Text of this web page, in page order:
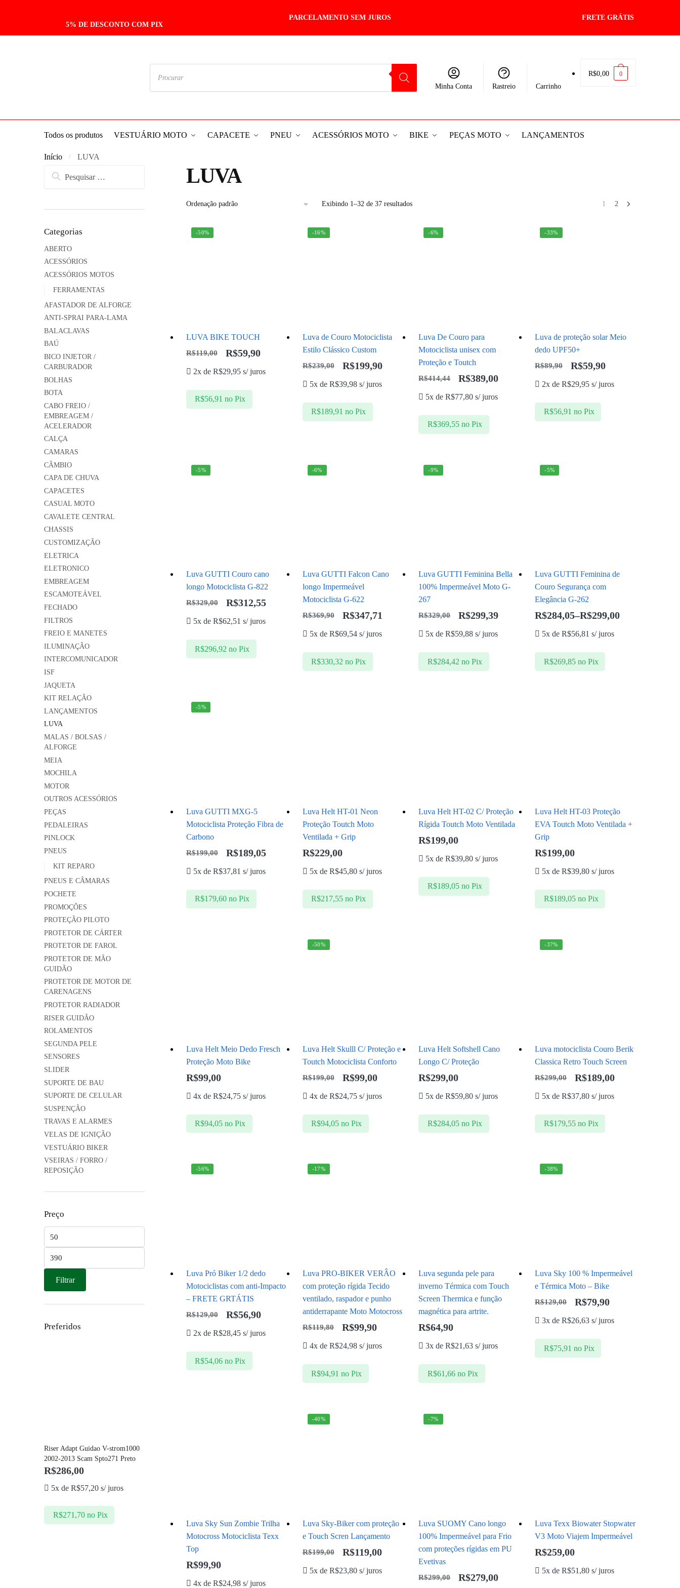
5% DE DESCONTO COM PIX
PARCELAMENTO SEM JUROS FRETE GRÁTIS
Minha Conta Rastreio Carrinho
R$0,00 0
Todos os produtos VESTUÁRIO MOTO CAPACETE PNEU ACESSÓRIOS MOTO BIKE PEÇAS MOTO LANÇAMENTOS
Início / LUVA
LUVA
Exibindo 1–32 de 37 resultados 1 2
-50%
LUVA BIKE TOUCH
R$119,00 R$59,90
2x de R$29,95s/ juros
R$56,91 no Pix
-16%
Luva de Couro Motociclista
Estilo Clássico Custom
R$239,00 R$199,90
5x de R$39,98s/ juros
R$189,91 no Pix
-6%
Luva De Couro para
Motociclista unisex com
Proteção e Toutch
R$414,44 R$389,00
5x deR$77,80 s/ juros
R$369,55 no Pix
-33%
Luva de proteção solar Meio
dedo UPF50+
R$89,90 R$59,90
2x deR$29,95 s/ juros
R$56,91 no Pix
-5%
Luva GUTTI Couro cano
longo Motociclista G-822
R$329,00 R$312,55
5x de R$62,51 s/ juros
R$296,92 no Pix
-6%
Luva GUTTI Falcon Cano
longo Impermeável
Motociclista G-622
R$369,90 R$347,71
5x de R$69,54s/ juros
R$330,32 no Pix
-9%
Luva GUTTI Feminina Bella
100% Impermeável Moto G-
267
R$329,00 R$299,39
5x deR$59,88 s/ juros
R$284,42 no Pix
-5%
Luva GUTTI Feminina de
Couro Segurança com
Elegância G-262
R$284,05–R$299,00
5x deR$56,81 s/ juros
R$269,85 no Pix
-5%
Luva GUTTI MXG-5
Motociclista Proteção Fibra de
Carbono
R$199,00 R$189,05
5x de R$37,81 s/ juros
R$179,60 no Pix
Luva Helt HT-01 Neon
Proteção Toutch Moto
Ventilada + Grip
R$229,00
5x de R$45,80s/ juros
R$217,55 no Pix
Luva Helt HT-02 C/ Proteção
Rígida Toutch Moto Ventilada
R$199,00
5x deR$39,80 s/ juros
R$189,05 no Pix
Luva Helt HT-03 Proteção
EVA Toutch Moto Ventilada +
Grip
R$199,00
5x deR$39,80 s/ juros
R$189,05 no Pix
Luva Helt Meio Dedo Fresch
Proteção Moto Bike
R$99,00
4x de R$24,75s/ juros
R$94,05 no Pix
-50%
Luva Helt Skulll C/ Proteção e
Toutch Motociclista Conforto
R$199,00 R$99,00
4x de R$24,75s/ juros
R$94,05 no Pix
Luva Helt Softshell Cano
Longo C/ Proteção
R$299,00
5x deR$59,80 s/ juros
R$284,05 no Pix
-37%
Luva motociclista Couro Berik
Classica Retro Touch Screen
R$299,00 R$189,00
5x deR$37,80 s/ juros
R$179,55 no Pix
-56%
Luva Pró Biker 1/2 dedo
Motociclistas com anti-Impacto
– FRETE GRTÁTIS
R$129,00 R$56,90
2x de R$28,45s/ juros
R$54,06 no Pix
-17%
Luva PRO-BIKER VERÂO
com proteção rígida Tecido
ventilado, raspador e punho
antiderrapante Moto Motocross
R$119,80 R$99,90
4x de R$24,98s/ juros
R$94,91 no Pix
Luva segunda pele para
inverno Térmica com Touch
Screen Thermica e função
magnética para artrite.
R$64,90
3x deR$21,63 s/ juros
R$61,66 no Pix
-38%
Luva Sky 100 % Impermeável
e Térmica Moto – Bike
R$129,00 R$79,90
3x deR$26,63 s/ juros
R$75,91 no Pix
Luva Sky Sun Zombie Trilha
Motocross Motociclista Texx
Top
R$99,90
4x de R$24,98s/ juros
-40%
Luva Sky-Biker com proteção
e Touch Scren Lançamento
R$199,00 R$119,00
5x de R$23,80s/ juros
-7%
Luva SUOMY Cano longo
100% Impermeável para Frio
com proteções rígidas em PU
Evetivas
R$299,00 R$279,00
Luva Texx Biowater Stopwater
V3 Moto Viajem Impermeável
R$259,00
5x deR$51,80 s/ juros
Categorias
ABERTO
ACESSÓRIOS
ACESSÓRIOS MOTOS
FERRAMENTAS
AFASTADOR DE ALFORGE
ANTI-SPRAI PARA-LAMA
BALACLAVAS
BAÚ
BICO INJETOR /
CARBURADOR
BOLHAS
BOTA
CABO FREIO /
EMBREAGEM /
ACELERADOR
CALÇA
CAMARAS
CÂMBIO
CAPA DE CHUVA
CAPACETES
CASUAL MOTO
CAVALETE CENTRAL
CHASSIS
CUSTOMIZAÇÃO
ELETRICA
ELETRONICO
EMBREAGEM
ESCAMOTEÁVEL
FECHADO
FILTROS
FREIO E MANETES
ILUMINAÇÃO
INTERCOMUNICADOR
ISF
JAQUETA
KIT RELAÇÃO
LANÇAMENTOS
LUVA
MALAS / BOLSAS /
ALFORGE
MEIA
MOCHILA
MOTOR
OUTROS ACESSÓRIOS
PEÇAS
PEDALEIRAS
PINLOCK
PNEUS
KIT REPARO
PNEUS E CÂMARAS
POCHETE
PROMOÇÕES
PROTEÇÃO PILOTO
PROTETOR DE CÁRTER
PROTETOR DE FAROL
PROTETOR DE MÃO
GUIDÃO
PROTETOR DE MOTOR DE
CARENAGENS
PROTETOR RADIADOR
RISER GUIDÃO
ROLAMENTOS
SEGUNDA PELE
SENSORES
SLIDER
SUPORTE DE BAU
SUPORTE DE CELULAR
SUSPENÇÃO
TRAVAS E ALARMES
VELAS DE IGNIÇÃO
VESTUÁRIO BIKER
VSEIRAS / FORRO /
REPOSIÇÃO
Preço
Filtrar
Preferidos
Riser Adapt Guidao V-strom1000
2002-2013 Scam Spto271 Preto
R$286,00
5x de R$57,20 s/ juros
R$271,70 no Pix